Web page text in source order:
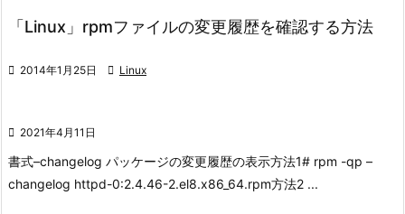
「Linux」rpmファイルの変更履歴を確認する方法
 2014年1月25日  Linux
 2021年4月11日
書式–changelog パッケージの変更履歴の表示方法1# rpm -qp –
changelog httpd-0:2.4.46-2.el8.x86_64.rpm方法2 ...